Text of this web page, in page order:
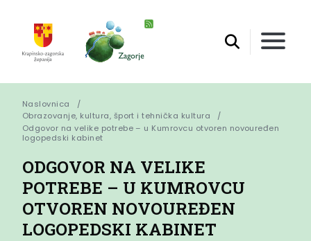
Naslovnica
Obrazovanje, kultura, šport i tehnička kultura
Odgovor na velike potrebe – u Kumrovcu otvoren novouređen
logopedski kabinet
ODGOVOR NA VELIKE
POTREBE – U KUMROVCU
OTVOREN NOVOUREĐEN
LOGOPEDSKI KABINET